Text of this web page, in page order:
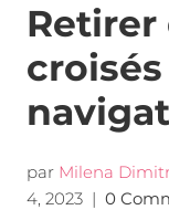
Retirer
par Milena
4, 2023| 0